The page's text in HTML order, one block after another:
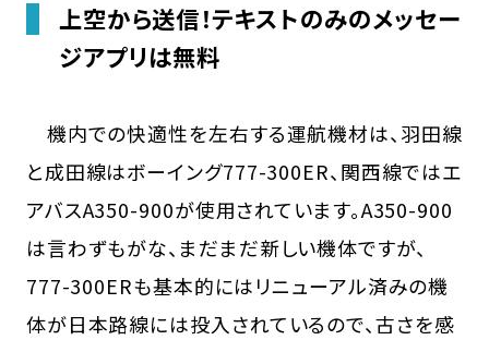
上空から送信！テキストのみのメッセー
ジアプリは無料
機内での快適性を左右する運航機材は、羽田線
と成田線はボーイング777-300ER、関西線ではエ
アバスA350-900が使用されています。A350-900
は言わずもがな、まだまだ新しい機体ですが、
777-300ERも基本的にはリニューアル済みの機
体が日本路線には投入されているので、古さを感